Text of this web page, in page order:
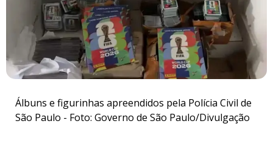
Álbuns e figurinhas apreendidos pela Polícia Civil de
São Paulo - Foto: Governo de São Paulo/Divulgação